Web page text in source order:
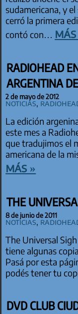
sudamericana, y
cerró la primera
contó con…
RADIOHEAD
ARGENTINA
2 de mayo de 2012
Noticias,
La edición
este mes a
que tradujimos el
americana de la
más »
THE
8 de junio de 2011
Noticias,
The Universal
tiene algunas
Pasá por esta
podés tener tu
DVD CLUB